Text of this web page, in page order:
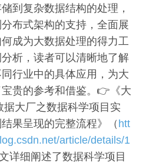
到复杂数据结构的处理，
布式架构的支持，全面展
成为大数据处理的得力工
析，读者可以清晰地了解
行业中的具体应用，为大
贵的参考和借鉴。👉《大
大厂之数据科学项目实
果呈现的完整流程》（ htt
article/details/1
详细阐述了数据科学项目